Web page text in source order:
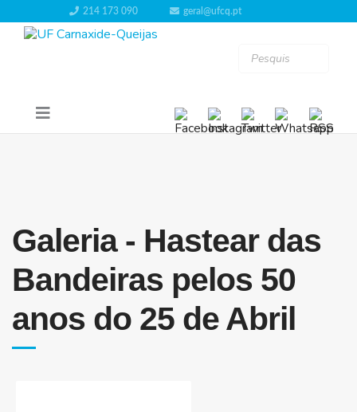
214 173 090 geral@ufcq.pt
Galeria - Hastear das
Bandeiras pelos 50
anos do 25 de Abril